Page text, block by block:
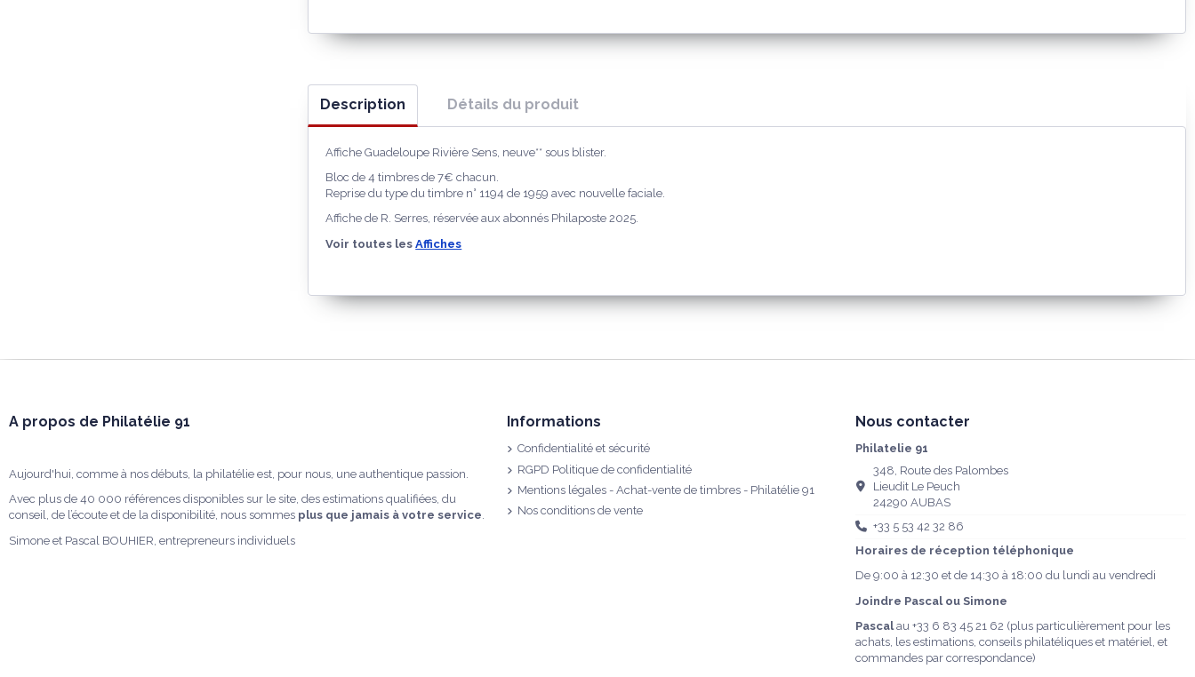
Description Détails du produit
Affiche Guadeloupe Rivière Sens, neuve** sous blister.
Bloc de 4 timbres de 7€ chacun.
Reprise du type du timbre n° 1194 de 1959 avec nouvelle faciale.
Affiche de R. Serres, réservée aux abonnés Philaposte 2025.
Voir toutes lesAffiches
A propos de Philatélie 91
Aujourd'hui, comme à nos débuts, la philatélie est, pour nous, une authentique passion.
Avec plus de 40 000 références disponibles sur le site, des estimations qualifiées, du
conseil, de l’écoute et de la disponibilité, nous sommes plus que jamais à votre service.
Simone et Pascal BOUHIER, entrepreneurs individuels
Informations
Confidentialité et sécurité
RGPD Politique de confidentialité
Mentions légales - Achat-vente de timbres - Philatélie 91
Nos conditions de vente
Nous contacter
Philatelie 91
348, Route des Palombes
Lieudit Le Peuch
24290 AUBAS
+33 5 53 42 32 86
Horaires de réception téléphonique
De 9:00 à 12:30 et de 14:30 à 18:00 du lundi au vendredi
Joindre Pascal ou Simone
Pascalau +33 6 83 45 21 62 (plus particulièrement pour les
achats, les estimations, conseils philatéliques et matériel, et
commandes par correspondance)